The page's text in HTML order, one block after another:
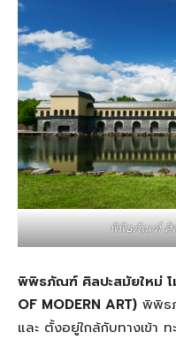
พิพิธภัณฑ์ ศิล
พิพิธภัณฑ์ ศิลปะสมัยใหม่ โ
OF MODERN ART) พิพิธ
และ ตั้งอยู่ใกล้กับทางเข้า